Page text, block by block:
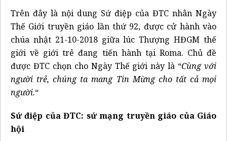
Trên đây là nội dung Sứ điệp của ĐTC nhân Ngày
Thế Giới truyền giáo lần thứ 92, được cử hành vào
chúa nhật 21-10-2018 giữa lúc Thượng HĐGM thế
giới về giới trẻ đang tiến hành tại Roma. Chủ đề
được ĐTC chọn cho Ngày Thế giới này là “Cùng với
người trẻ, chúng ta mang Tin Mừng cho tất cả mọi
người.“
Sứ điệp của ĐTC: sứ mạng truyền giáo của Giáo
hội